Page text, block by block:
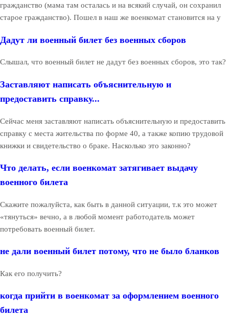
гражданство (мама там осталась и на всякий случай, он сохранил
старое гражданство). Пошел в наш же военкомат становится на у
Дадут ли военный билет без военных сборов
Слышал, что военный билет не дадут без военных сборов, это так?
Заставляют написать объяснительную и
предоставить справку...
Сейчас меня заставляют написать объяснительную и предоставить
справку с места жительства по форме 40, а также копию трудовой
книжки и свидетельство о браке. Насколько это законно?
Что делать, если военкомат затягивает выдачу
военного билета
Скажите пожалуйста, как быть в данной ситуации, т.к это может
«тянуться» вечно, а в любой момент работодатель может
потребовать военный билет.
не дали военный билет потому, что не было бланков
Как его получить?
когда прийти в военкомат за оформлением военного
билета